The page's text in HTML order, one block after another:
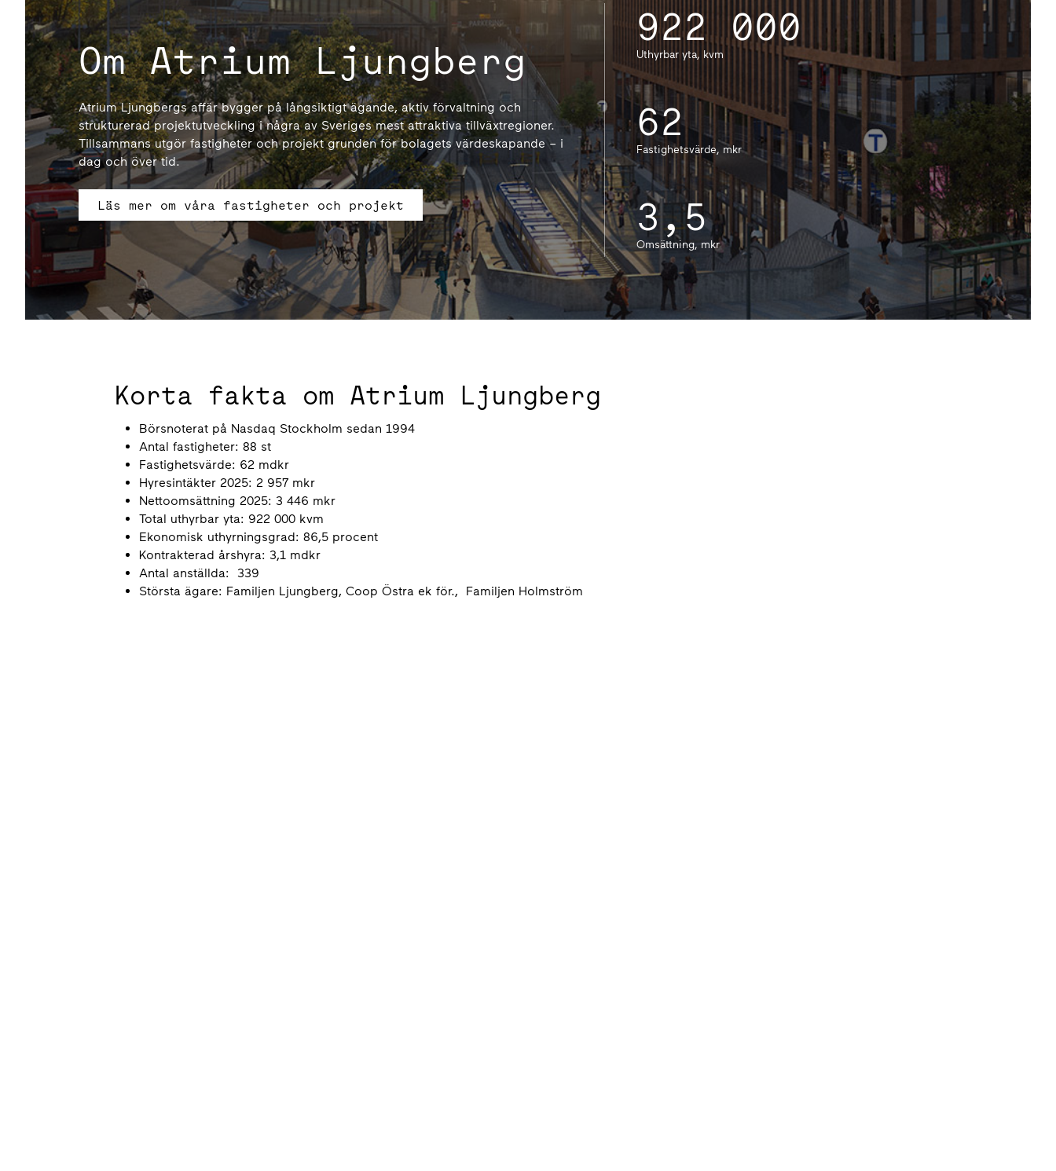
Om Atrium Ljungberg
Atrium Ljungbergs affär bygger på långsiktigt ägande, aktiv förvaltning och
strukturerad projektutveckling i några av Sveriges mest attraktiva tillväxtregioner.
Tillsammans utgör fastigheter och projekt grunden för bolagets värdeskapande – i
dag och över tid.
Läs mer om våra fastigheter och projekt
922 000
Uthyrbar yta, kvm
62
Fastighetsvärde, mkr
3,5
Omsättning, mkr
Korta fakta om Atrium Ljungberg
Börsnoterat på Nasdaq Stockholm sedan 1994
Antal fastigheter: 88 st
Fastighetsvärde: 62 mdkr
Hyresintäkter 2025: 2 957 mkr
Nettoomsättning 2025: 3 446 mkr
Total uthyrbar yta: 922 000 kvm
Ekonomisk uthyrningsgrad: 86,5 procent
Kontrakterad årshyra: 3,1 mdkr
Antal anställda: 339
Största ägare: Familjen Ljungberg, Coop Östra ek för., Familjen Holmström